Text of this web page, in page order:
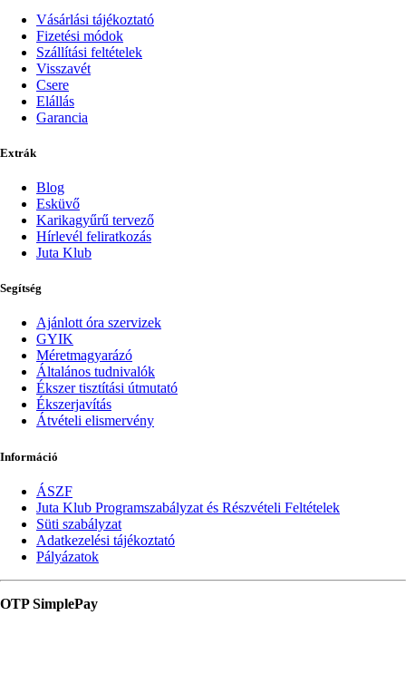
Vásárlási tájékoztató
Fizetési módok
Szállítási feltételek
Visszavét
Csere
Elállás
Garancia
Extrák
Blog
Esküvő
Karikagyűrű tervező
Hírlevél feliratkozás
Juta Klub
Segítség
Ajánlott óra szervizek
GYIK
Méretmagyarázó
Általános tudnivalók
Ékszer tisztítási útmutató
Ékszerjavítás
Átvételi elismervény
Információ
ÁSZF
Juta Klub Programszabályzat és Részvételi Feltételek
Süti szabályzat
Adatkezelési tájékoztató
Pályázatok
OTP SimplePay